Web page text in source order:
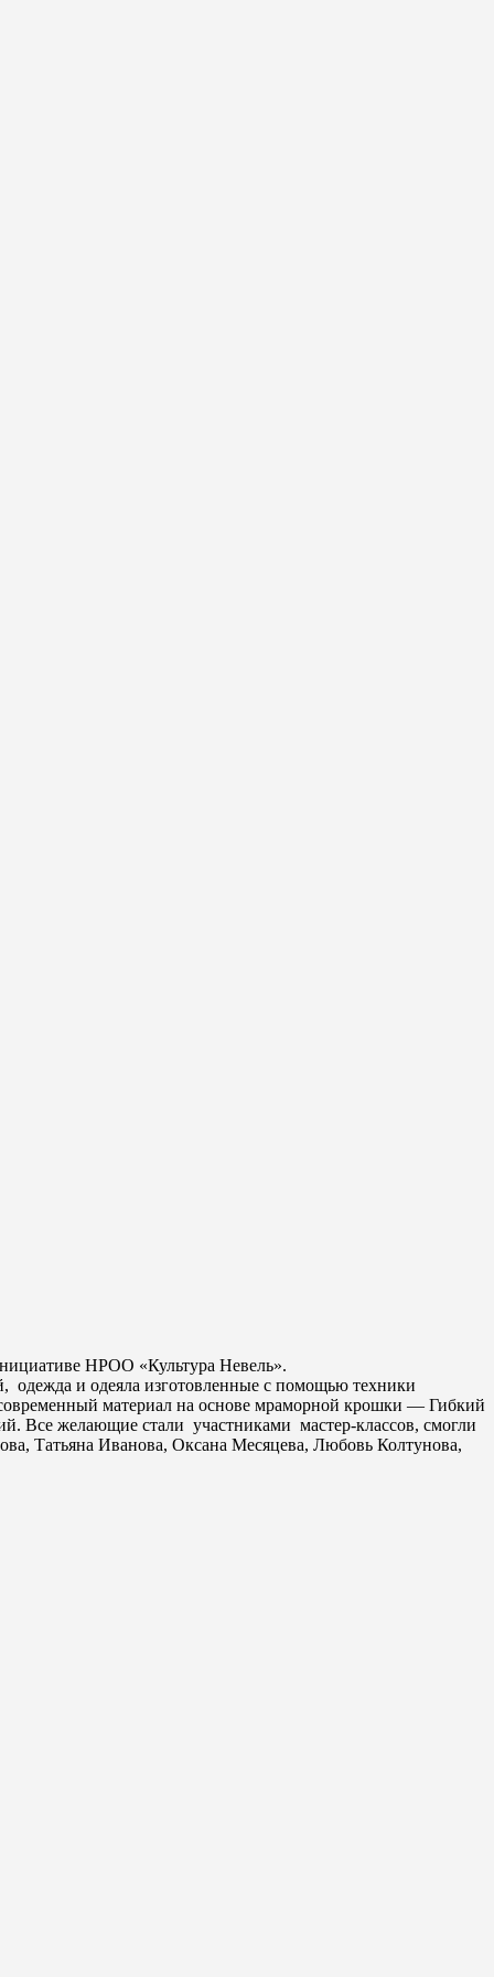
НРОО «Культура Невель».
одежда и одеяла изготовленные с помощью техники
материал на основе мраморной крошки — Гибкий
Все желающие стали участниками мастер-классов, смогли
Татьяна Иванова, Оксана Месяцева, Любовь Колтунова,